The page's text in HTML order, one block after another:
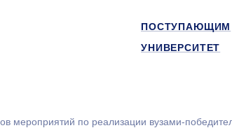
ПОСТУПАЮЩИМ
УНИВЕРСИТЕТ
мероприятий по реализации вузами-